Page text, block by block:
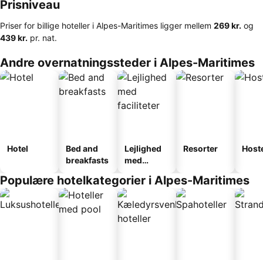
Prisniveau
Priser for billige hoteller i Alpes-Maritimes ligger mellem ‎269 kr. og
‎439 kr. pr. nat.
Andre overnatningssteder i Alpes-Maritimes
Hotel
Bed and
breakfasts
Lejlighed
med
Resorter
Populære hotelkategorier i Alpes-Maritimes